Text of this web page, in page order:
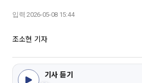
입력 2026-05-08 15:44
조소현 기자
기사 듣기